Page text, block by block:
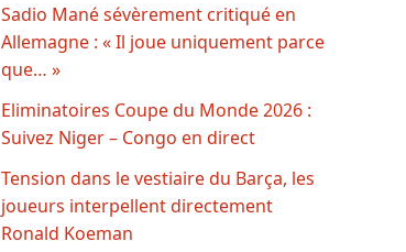
Sadio Mané sévèrement critiqué en
Allemagne : « Il joue uniquement parce
que… »
Eliminatoires Coupe du Monde 2026 :
Suivez Niger – Congo en direct
Tension dans le vestiaire du Barça, les
joueurs interpellent directement
Ronald Koeman